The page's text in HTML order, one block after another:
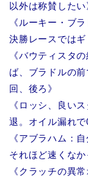
以外は称賛したい
《ルーキー・ブ
決勝レースではギ
《バウティスタ
ば、ブラドルの
回、後ろ》
《ロッシ、良い
退。オイル漏れで
《アブラハム：
それほど速くなか
《クラッチの異